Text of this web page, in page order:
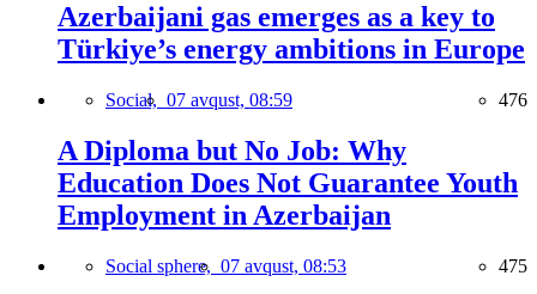
Azerbaijani gas emerges as a key to
Türkiye’s energy ambitions in Europe
Social, 07 avqust, 08:59 476
A Diploma but No Job: Why
Education Does Not Guarantee Youth
Employment in Azerbaijan
Social sphere, 07 avqust, 08:53 475